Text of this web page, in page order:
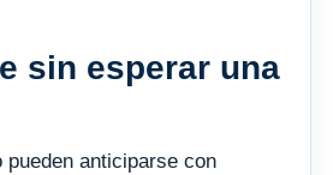
sin esperar una
pueden anticiparse con